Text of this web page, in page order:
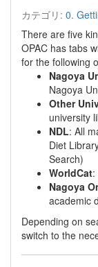
カテゴリ: 0.
There are five
OPAC has tabs
for the following
Nagoya
Nagoya
Other
university
NDL: All
Diet
Search)
WorldCat:
Nagoya
academic
Depending on
switch to the